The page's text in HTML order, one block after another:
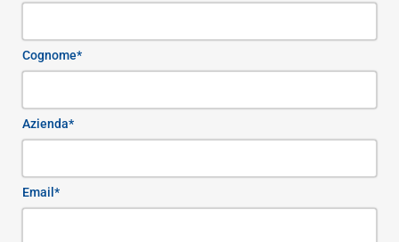
Cognome*
Azienda*
Email*